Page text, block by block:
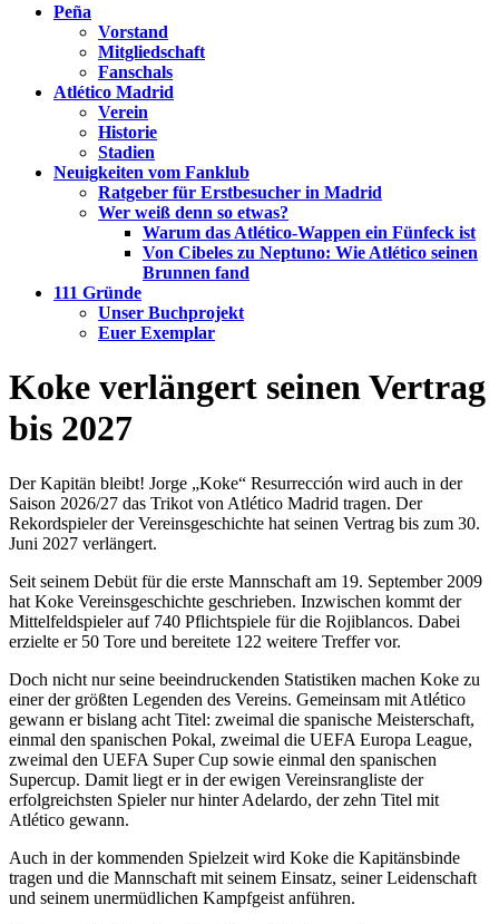
Peña
Vorstand
Mitgliedschaft
Fanschals
Atlético Madrid
Verein
Historie
Stadien
Neuigkeiten vom Fanklub
Ratgeber für Erstbesucher in Madrid
Wer weiß denn so etwas?
Warum das Atlético-Wappen ein Fünfeck ist
Von Cibeles zu Neptuno: Wie Atlético seinen
Brunnen fand
111 Gründe
Unser Buchprojekt
Euer Exemplar
Koke verlängert seinen Vertrag
bis 2027
Der Kapitän bleibt! Jorge „Koke“ Resurrección wird auch in der
Saison 2026/27 das Trikot von Atlético Madrid tragen. Der
Rekordspieler der Vereinsgeschichte hat seinen Vertrag bis zum 30.
Juni 2027 verlängert.
Seit seinem Debüt für die erste Mannschaft am 19. September 2009
hat Koke Vereinsgeschichte geschrieben. Inzwischen kommt der
Mittelfeldspieler auf 740 Pflichtspiele für die Rojiblancos. Dabei
erzielte er 50 Tore und bereitete 122 weitere Treffer vor.
Doch nicht nur seine beeindruckenden Statistiken machen Koke zu
einer der größten Legenden des Vereins. Gemeinsam mit Atlético
gewann er bislang acht Titel: zweimal die spanische Meisterschaft,
einmal den spanischen Pokal, zweimal die UEFA Europa League,
zweimal den UEFA Super Cup sowie einmal den spanischen
Supercup. Damit liegt er in der ewigen Vereinsrangliste der
erfolgreichsten Spieler nur hinter Adelardo, der zehn Titel mit
Atlético gewann.
Auch in der kommenden Spielzeit wird Koke die Kapitänsbinde
tragen und die Mannschaft mit seinem Einsatz, seiner Leidenschaft
und seinem unermüdlichen Kampfgeist anführen.